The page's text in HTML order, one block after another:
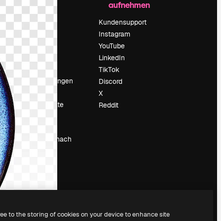
Über uns
Karriere
Blog
Veranstaltungen
Deine Inhalte
Suchst du nach
aufnehmen
Kundensupport
Instagram
YouTube
LinkedIn
TikTok
Discord
X
Reddit
to the storing of cookies on your device to enhance site